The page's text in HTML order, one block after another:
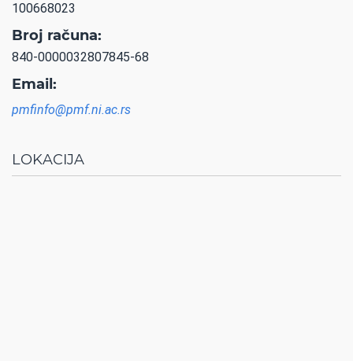
100668023
Broj računa:
840-0000032807845-68
Email:
pmfinfo@pmf.ni.ac.rs
LOKACIJA